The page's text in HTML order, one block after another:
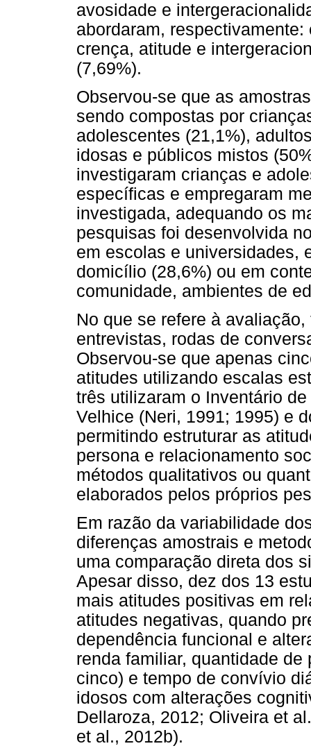
avosidade e
abordaram,
crença, atitude e
(7,69%).
Observou-se que as
sendo compostas por
adolescentes (21,1%),
idosas e públicos mistos
investigaram crianças e
específicas e empregaram
investigada, adequando os
pesquisas foi desenvolvida
em escolas e universidades,
domicílio (28,6%) ou em
comunidade, ambientes de
No que se refere à
entrevistas, rodas de
Observou-se que apenas
atitudes utilizando escalas
três utilizaram o Inventário
Velhice (Neri, 1991; 1995) e
permitindo estruturar as
persona e relacionamento
métodos qualitativos ou
elaborados pelos próprios
Em razão da variabilidade
diferenças amostrais e
uma comparação direta dos
Apesar disso, dez dos 13
mais atitudes positivas em
atitudes negativas, quando
dependência funcional e
renda familiar, quantidade
cinco) e tempo de convívio
idosos com alterações
Dellaroza, 2012; Oliveira et
et al., 2012b).